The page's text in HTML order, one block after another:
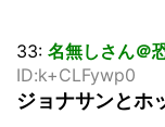
33: 名無しさん＠
ID:k+CLFywp0
ジョナサンとホ